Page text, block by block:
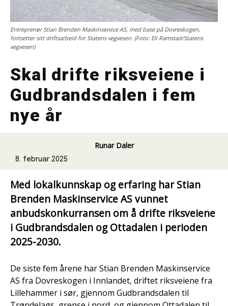
Entreprenør Stian Brenden Maskinservice AS, med base på Dovreskogen,
fortsetter sitt driftsarbeid for Statens vegvesen. (Foto: Eli Ramstad/Statens
vegvesen)
Skal drifte riksveiene i
Gudbrandsdalen i fem
nye år
Runar Daler
8. februar 2025
Med lokalkunnskap og erfaring har Stian
Brenden Maskinservice AS vunnet
anbudskonkurransen om å drifte riksveiene
i Gudbrandsdalen og Ottadalen i perioden
2025-2030.
De siste fem årene har Stian Brenden Maskinservice
AS fra Dovreskogen i Innlandet, driftet riksveiene fra
Lillehammer i sør, gjennom Gudbrandsdalen til